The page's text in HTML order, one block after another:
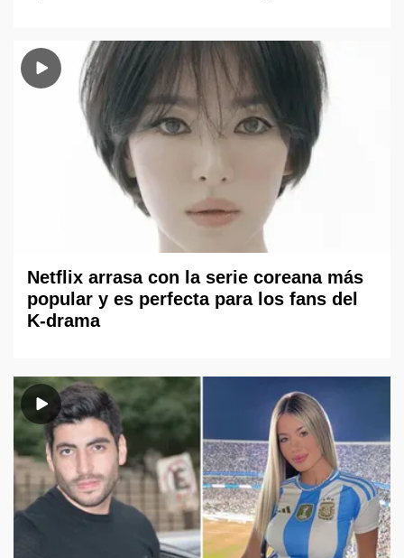
Netflix arrasa con la serie coreana más
popular y es perfecta para los fans del
K-drama